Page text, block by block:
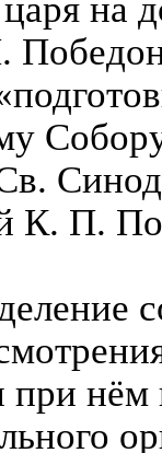
на
К. П.
при нём